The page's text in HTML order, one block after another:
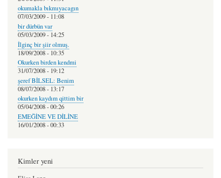
okumakla bıkmıyacagın
07/03/2009 - 11:08
bir dürbün var
05/03/2009 - 14:25
İlginç bir şiir olmuş.
18/09/2008 - 10:35
Okurken birden kendmi
31/07/2008 - 19:12
şeref BİLSEL: Benim
08/07/2008 - 13:17
okurken kaydım qittim bir
05/04/2008 - 00:26
EMEĞİNE VE DİLİNE
16/01/2008 - 00:33
Kimler yeni